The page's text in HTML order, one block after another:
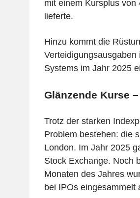
mit einem Kursplus
lieferte.
Hinzu kommt die
Systems im Jahr 2025
Glänzende Kurse
Trotz der starken
Problem bestehen: die
London. Im Jahr 2025
Stock Exchange. Noch
Monaten des Jahres
bei IPOs eingesammelt